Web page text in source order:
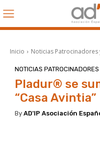
Inicio Noticias
NOTICIAS
Pladur® se
“Casa Avintia”
By AD'IP Asociación